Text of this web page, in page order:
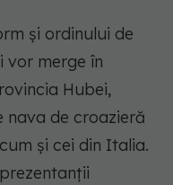
și ordinului de
vor merge în
Hubei,
nava de croazieră
și cei din Italia.